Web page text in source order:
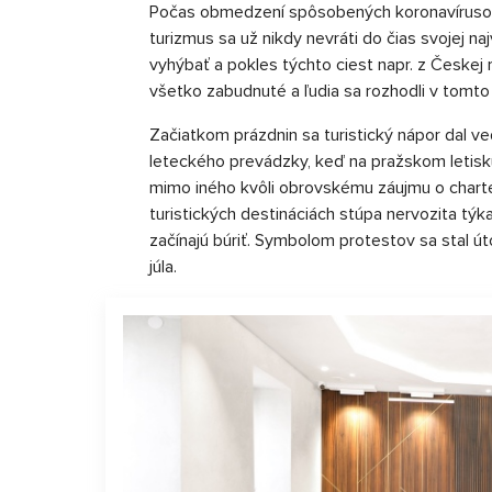
Počas obmedzení spôsobených
turizmus sa už nikdy nevráti do čias svojej
vyhýbať a pokles týchto ciest napr. z Českej
všetko zabudnuté a ľudia sa rozhodli v
Začiatkom prázdnin sa turistický nápor dal
leteckého prevádzky, keď na pražskom
mimo iného kvôli obrovskému záujmu o
turistických destináciách stúpa nervozita
začínajú búriť. Symbolom protestov sa stal
júla.